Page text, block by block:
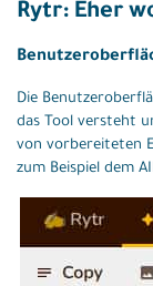
Rytr: Eher
Die
das Tool versteht
von vorbereiteten
zum Beispiel dem